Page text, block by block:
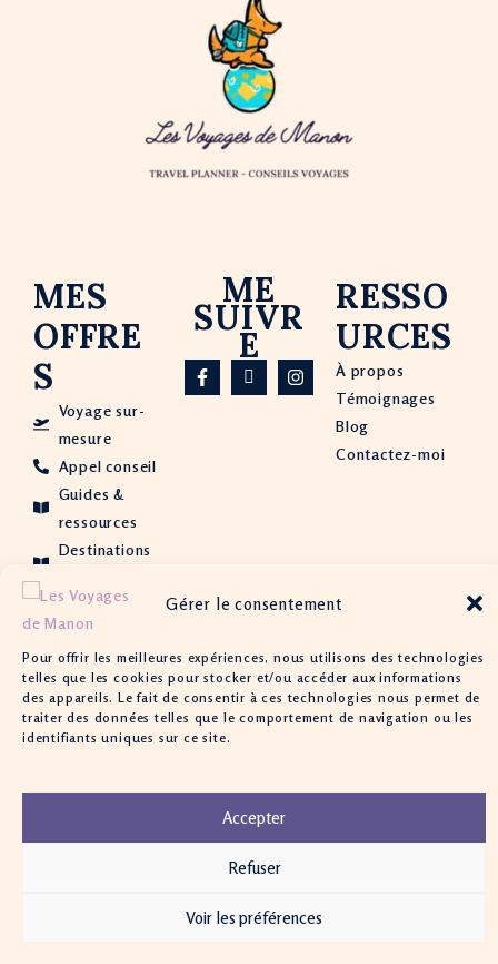
Gérer le consentement
Pour offrir les meilleures expériences, nous utilisons des technologies
telles que les cookies pour stocker et/ou accéder aux informations
des appareils. Le fait de consentir à ces technologies nous permet de
traiter des données telles que le comportement de navigation ou les
identifiants uniques sur ce site.
Accepter
Refuser
Voir les préférences
MES
OFFRE
S
Voyage sur-
mesure
Appel conseil
Guides &
ressources
Destinations
ME
SUIVR
E
RESSO
URCES​
À propos
Témoignages
Blog
Contactez-moi
© 2026 Les Voyages de Manon – Tous droits réservés | Site
conçu avec ❤️ par
Donawebart